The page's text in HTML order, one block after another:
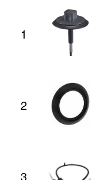
1
2
3